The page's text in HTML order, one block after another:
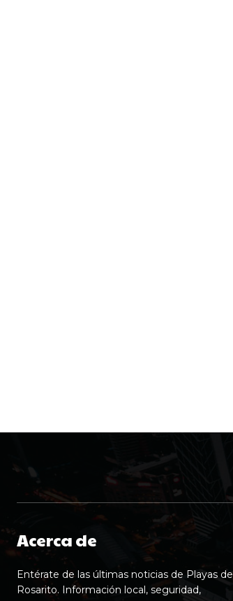
Acerca de
Entérate de las últimas noticias de Playas de
Rosarito. Información local, seguridad,